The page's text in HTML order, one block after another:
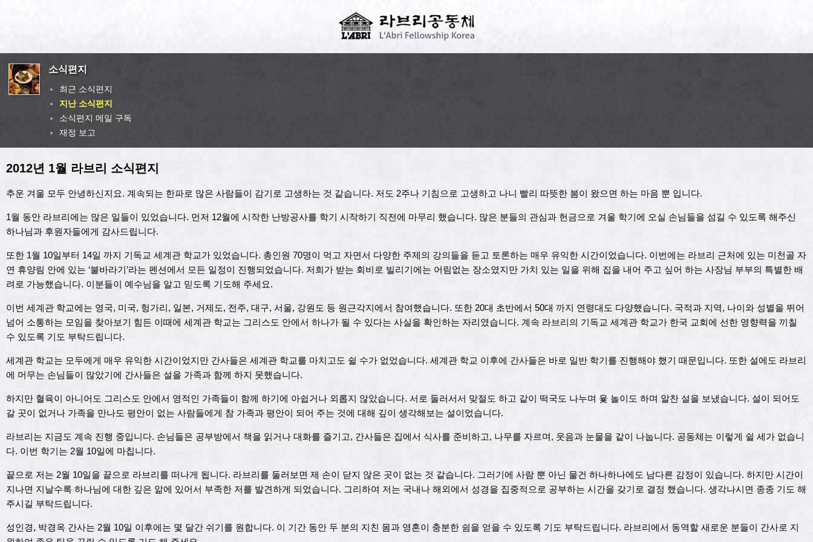
소식편지
최근 소식편지
지난 소식편지
소식편지 메일 구독
재정 보고
2012년 1월 라브리 소식편지
추운 겨울 모두 안녕하신지요. 계속되는 한파로 많은 사람들이 감기로 고생하는 것 같습니다. 저도 2주나 기침으로 고생하고 나니 빨리 따뜻한 봄이 왔으면 하는 마음 뿐 입니다.
1월 동안 라브리에는 많은 일들이 있었습니다. 먼저 12월에 시작한 난방공사를 학기 시작하기 직전에 마무리 했습니다. 많은 분들의 관심과 헌금으로 겨울 학기에 오실 손님들을 섬길 수 있도록 해주신
하나님과 후원자들에게 감사드립니다.
또한 1월 10일부터 14일 까지 기독교 세계관 학교가 있었습니다. 총인원 70명이 먹고 자면서 다양한 주제의 강의들을 듣고 토론하는 매우 유익한 시간이었습니다. 이번에는 라브리 근처에 있는 미천골 자
연 휴양림 안에 있는 ‘불바라기’라는 펜션에서 모든 일정이 진행되었습니다. 저희가 받는 회비로 빌리기에는 어림없는 장소였지만 가치 있는 일을 위해 집을 내어 주고 싶어 하는 사장님 부부의 특별한 배
려로 가능했습니다. 이분들이 예수님을 알고 믿도록 기도해 주세요.
이번 세계관 학교에는 영국, 미국, 헝가리, 일본, 거제도, 전주, 대구, 서울, 강원도 등 원근각지에서 참여했습니다. 또한 20대 초반에서 50대 까지 연령대도 다양했습니다. 국적과 지역, 나이와 성별을 뛰어
넘어 소통하는 모임을 찾아보기 힘든 이때에 세계관 학교는 그리스도 안에서 하나가 될 수 있다는 사실을 확인하는 자리였습니다. 계속 라브리의 기독교 세계관 학교가 한국 교회에 선한 영향력을 끼칠
수 있도록 기도 부탁드립니다.
세계관 학교는 모두에게 매우 유익한 시간이었지만 간사들은 세계관 학교를 마치고도 쉴 수가 없었습니다. 세계관 학교 이후에 간사들은 바로 일반 학기를 진행해야 했기 때문입니다. 또한 설에도 라브리
에 머무는 손님들이 많았기에 간사들은 설을 가족과 함께 하지 못했습니다.
하지만 혈육이 아니어도 그리스도 안에서 영적인 가족들이 함께 하기에 아쉽거나 외롭지 않았습니다. 서로 둘러서서 맞절도 하고 같이 떡국도 나누며 윷 놀이도 하며 알찬 설을 보냈습니다. 설이 되어도
갈 곳이 없거나 가족을 만나도 평안이 없는 사람들에게 참 가족과 평안이 되어 주는 것에 대해 깊이 생각해보는 설이었습니다.
라브리는 지금도 계속 진행 중입니다. 손님들은 공부방에서 책을 읽거나 대화를 즐기고, 간사들은 집에서 식사를 준비하고, 나무를 자르며, 웃음과 눈물을 같이 나눕니다. 공동체는 이렇게 쉴 세가 없습니
다. 이번 학기는 2월 10일에 마칩니다.
끝으로 저는 2월 10일을 끝으로 라브리를 떠나게 됩니다. 라브리를 둘러보면 제 손이 닫지 않은 곳이 없는 것 같습니다. 그러기에 사람 뿐 아닌 물건 하나하나에도 남다른 감정이 있습니다. 하지만 시간이
지나면 지날수록 하나님에 대한 깊은 앎에 있어서 부족한 저를 발견하게 되었습니다. 그리하여 저는 국내나 해외에서 성경을 집중적으로 공부하는 시간을 갖기로 결정 했습니다. 생각나시면 종종 기도 해
주시길 부탁드립니다.
성인경, 박경옥 간사는 2월 10일 이후에는 몇 달간 쉬기를 원합니다. 이 기간 동안 두 분의 지친 몸과 영혼이 충분한 쉼을 얻을 수 있도록 기도 부탁드립니다. 라브리에서 동역할 새로운 분들이 간사로 지